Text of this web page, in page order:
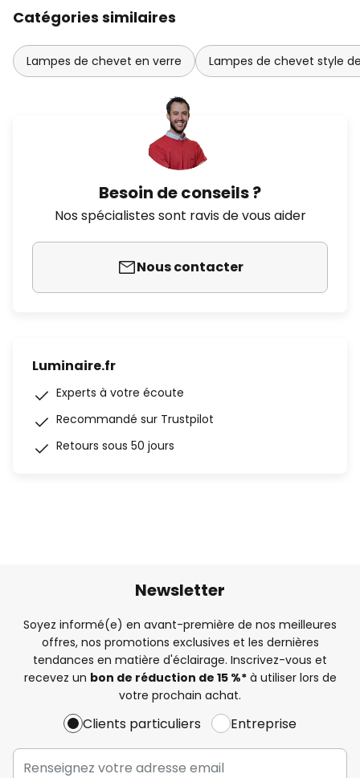
Catégories similaires
Lampes de chevet en verre Lampes de chevet style
Besoin de conseils ?
Nos spécialistes sont ravis de vous aider
Nous contacter
Luminaire.fr
Experts à votre écoute
Recommandé sur Trustpilot
Retours sous 50 jours
Newsletter
Soyez informé(e) en avant-première de nos meilleures
offres, nos promotions exclusives et les dernières
tendances en matière d'éclairage. Inscrivez-vous et
recevez un bon de réduction de 15 %*à utiliser lors de
votre prochain achat.
Clients particuliers Entreprise